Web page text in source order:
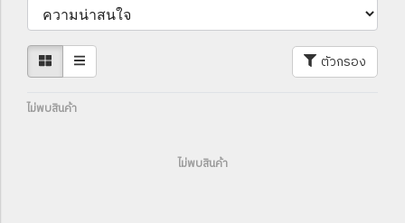
ตัวกรอง
ไม่พบสินค้า
ไม่พบสินค้า